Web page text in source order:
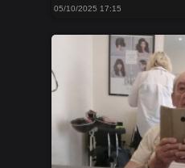
05/10/2025 17:15